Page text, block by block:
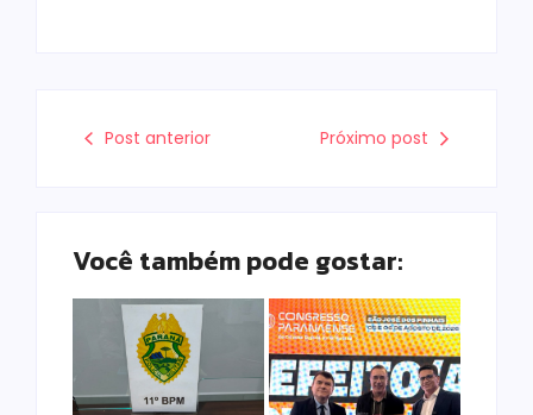
Post anterior Próximo post
Você também pode gostar: